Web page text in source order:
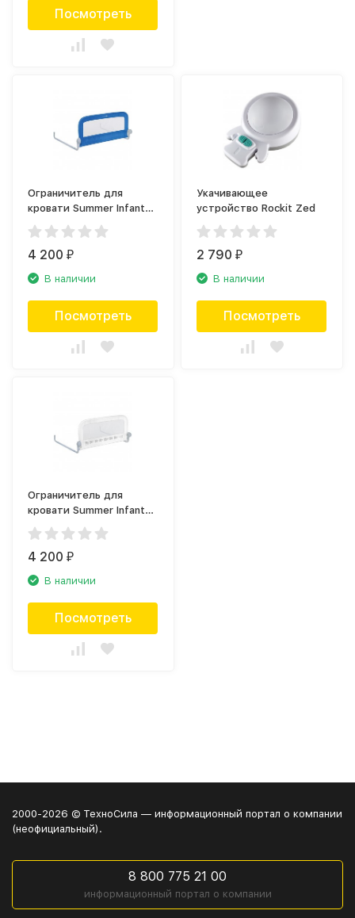
Посмотреть
Ограничитель для
кровати Summer Infant
Single Fold Bedrail, синий
4 200₽
В наличии
Посмотреть
Укачивающее
устройство Rockit Zed
2 790₽
В наличии
Посмотреть
Ограничитель для
кровати Summer Infant
Single Fold Bedrail, белый
4 200₽
В наличии
Посмотреть
2000-2026 © ТехноСила — информационный портал о компании
(неофициальный).
8 800 775 21 00
информационный портал о компании